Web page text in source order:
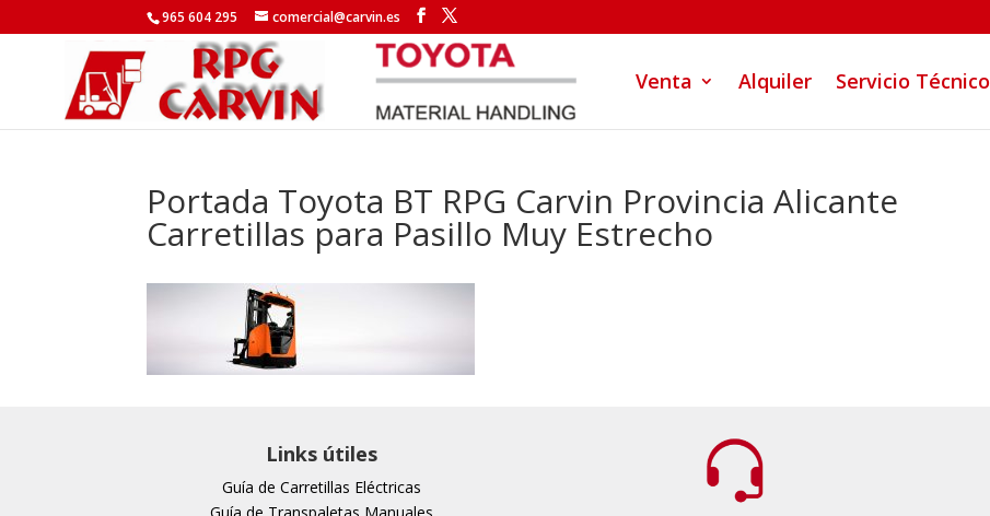
965 604 295 comercial@carvin.es
Venta Alquiler Servicio Técnico
Portada Toyota BT RPG Carvin Provincia Alicante
Carretillas para Pasillo Muy Estrecho
Links útiles
Guía de Carretillas Eléctricas